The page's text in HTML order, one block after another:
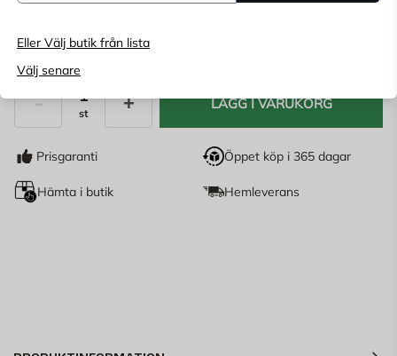
Eller Välj butik från lista
Välj senare
69,95 KR
st
LÄGG I VARUKORG
Prisgaranti Öppet köp i 365 dagar
Hämta i butik Hemleverans